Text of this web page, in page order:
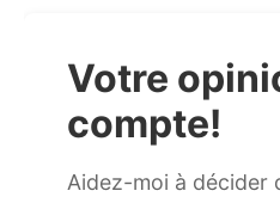
Votre
compte!
Aidez-moi à décider